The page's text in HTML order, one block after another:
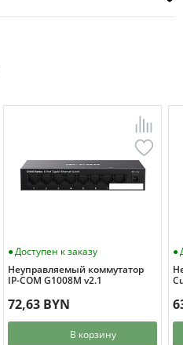
Доступен к заказу
Неуправляемый коммутатор
IP-COM G1008M v2.1
72,63 BYN
В корзину